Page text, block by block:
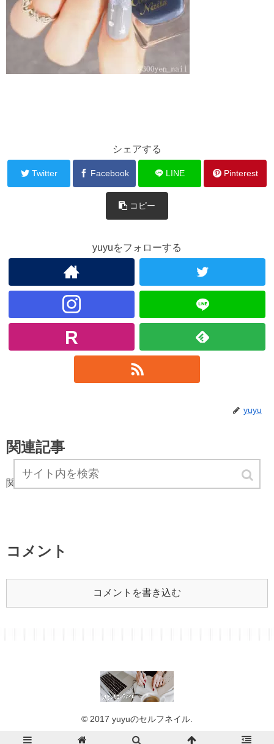
シェアする
Twitter Facebook LINE Pinterest
コピー
yuyuをフォローする
yuyu
関連記事
関連記事は見つかりませんでした。
コメント
コメントを書き込む
© 2017 yuyuのセルフネイル.